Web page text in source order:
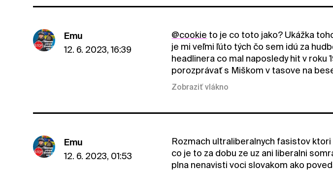
Emu
12. 6. 2023, 16:39
@cookie to je co toto jako? Ukážka
je mi veľmi ľúto tých čo sem idú za
headlinera co mal naposledy hit v
porozprávať s Miškom v tasove na
Zobraziť vlákno
Emu
12. 6. 2023, 01:53
Rozmach ultraliberalnych fasistov
co je to za dobu ze uz ani liberalni
plna nenavisti voci slovakom ako